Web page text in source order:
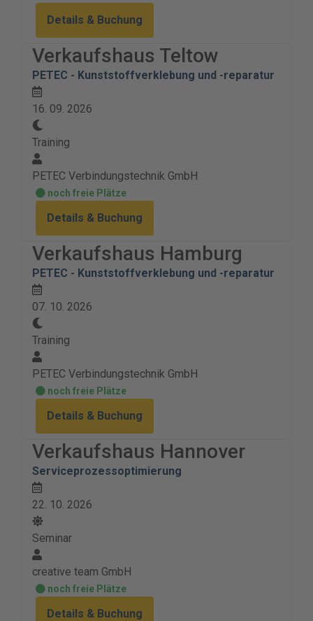
Details & Buchung
Verkaufshaus Teltow
PETEC - Kunststoffverklebung und -reparatur
16. 09. 2026
Training
PETEC Verbindungstechnik GmbH
noch freie Plätze
Details & Buchung
Verkaufshaus Hamburg
PETEC - Kunststoffverklebung und -reparatur
07. 10. 2026
Training
PETEC Verbindungstechnik GmbH
noch freie Plätze
Details & Buchung
Verkaufshaus Hannover
Serviceprozessoptimierung
22. 10. 2026
Seminar
creative team GmbH
noch freie Plätze
Details & Buchung